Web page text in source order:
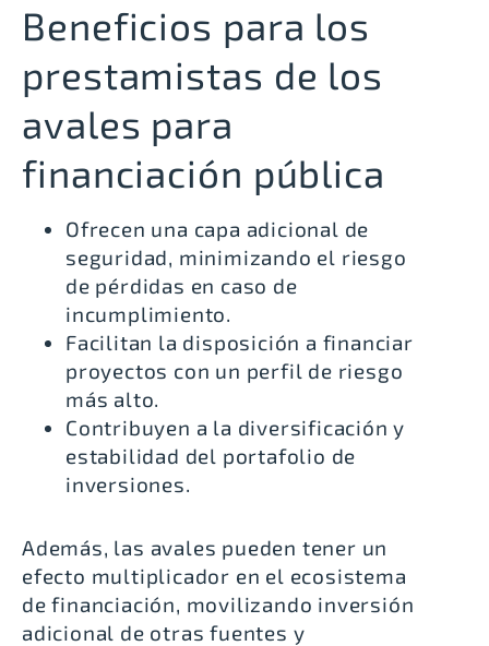
Beneficios para los
prestamistas de los
avales para
financiación pública
Ofrecen una capa adicional de
seguridad, minimizando el riesgo
de pérdidas en caso de
incumplimiento.
Facilitan la disposición a financiar
proyectos con un perfil de riesgo
más alto.
Contribuyen a la diversificación y
estabilidad del portafolio de
inversiones.
Además, las avales pueden tener un
efecto multiplicador en el ecosistema
de financiación, movilizando inversión
adicional de otras fuentes y